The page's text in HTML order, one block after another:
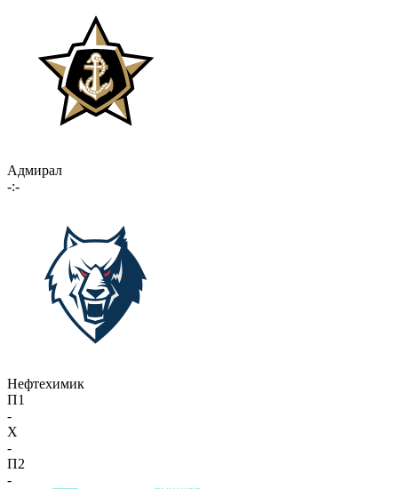
Адмирал
-:-
Нефтехимик
П1
-
X
-
П2
-